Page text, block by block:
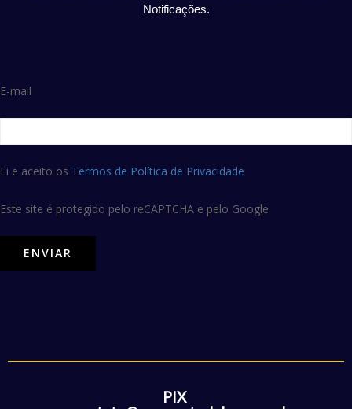
Notificações.
E-mail
Li e aceito os Termos de Política de Privacidade
Este site é protegido pelo reCAPTCHA e pelo Google
PIX